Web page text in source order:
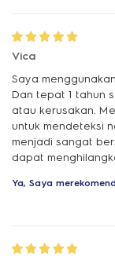
Vica
Saya
Dan tepat 1 tahun
atau kerusakan.
untuk mendeteksi
menjadi sangat
Ya, Saya